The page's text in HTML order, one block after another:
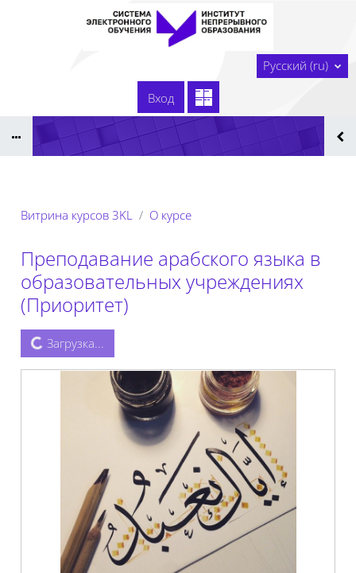
Перейти к основному содержанию
Сайт образовательной организации
Тех. поддержка
Сдать технологическую карту
Реестр ЭОР ДПО 2025
Русский ‎(ru)‎
Вход
Витрина курсов 3KL О курсе
Преподавание арабского языка в
образовательных учреждениях
(Приоритет)
Загрузка...